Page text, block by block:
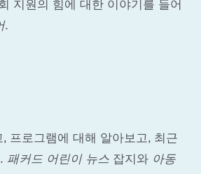
지원의 힘에 대한 이야기를 들어
.
프로그램에 대해 알아보고, 최근
패커드 어린이 뉴스 잡지와 아동